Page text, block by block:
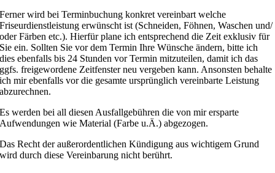
Ferner wird bei Terminbuchung konkret vereinbart welche
Friseurdienstleistung erwünscht ist (Schneiden, Föhnen, Waschen und/
oder Färben etc.). Hierfür plane ich entsprechend die Zeit exklusiv für
Sie ein. Sollten Sie vor dem Termin Ihre Wünsche ändern, bitte ich
dies ebenfalls bis 24 Stunden vor Termin mitzuteilen, damit ich das
ggfs. freigewordene Zeitfenster neu vergeben kann. Ansonsten behalte
ich mir ebenfalls vor die gesamte ursprünglich vereinbarte Leistung
abzurechnen.
Es werden bei all diesen Ausfallgebühren die von mir ersparte
Aufwendungen wie Material (Farbe u.Ä.) abgezogen.
Das Recht der außerordentlichen Kündigung aus wichtigem Grund
wird durch diese Vereinbarung nicht berührt.